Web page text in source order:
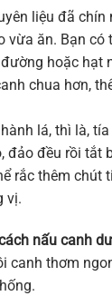
liệu đã chín
vừa ăn. Bạn có
hoặc hạt
chua hơn,
lá, thì là,
đảo đều rồi tắt
rắc thêm chút
vị.
nấu canh
canh thơm